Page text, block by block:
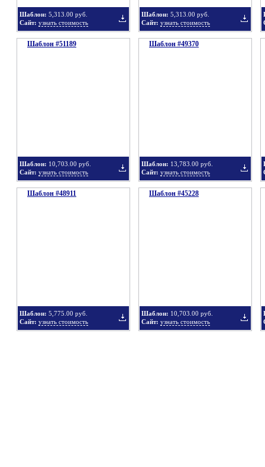
Шаблон: 5,313.00 руб.
Сайт: узнать стоимость
Шаблон: 5,313.00 руб.
Сайт: узнать стоимость
Шаблон #51189
Шаблон: 10,703.00 руб.
Сайт: узнать стоимость
Шаблон #49370
Шаблон: 13,783.00 руб.
Сайт: узнать стоимость
Шаблон #48911
Шаблон: 5,775.00 руб.
Сайт: узнать стоимость
Шаблон #45228
Шаблон: 10,703.00 руб.
Сайт: узнать стоимость